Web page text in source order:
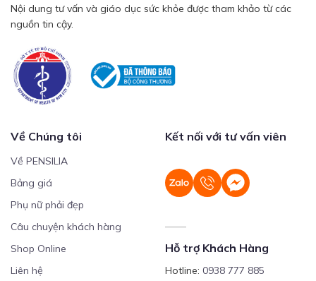
Nội dung tư vấn và giáo dục sức khỏe được tham khảo từ các
nguồn tin cậy.
Về Chúng tôi
Về PENSILIA
Bảng giá
Phụ nữ phải đẹp
Câu chuyện khách hàng
Shop Online
Liên hệ
Kết nối với tư vấn viên
Hỗ trợ Khách Hàng
Hotline: 0938 777 885